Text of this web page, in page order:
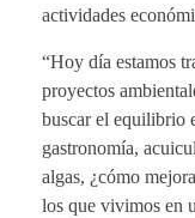
actividades
“Hoy día estamos
proyectos
buscar el equilibrio
gastronomía,
algas, ¿cómo
los que vivimos en